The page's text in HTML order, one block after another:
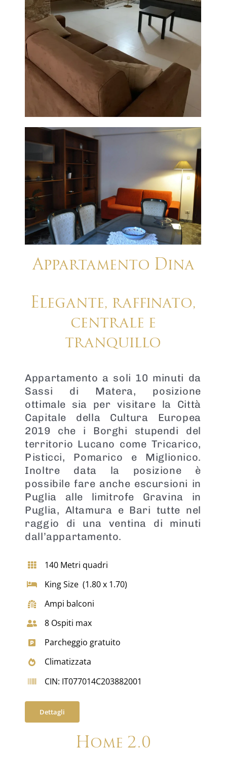
Appartamento Dina
Elegante, raffinato,
centrale e
tranquillo
Appartamento a soli 10 minuti da
Sassi di Matera, posizione
ottimale sia per visitare la Città
Capitale della Cultura Europea
2019 che i Borghi stupendi del
territorio Lucano come Tricarico,
Pisticci, Pomarico e Miglionico.
Inoltre data la posizione è
possibile fare anche escursioni in
Puglia alle limitrofe Gravina in
Puglia, Altamura e Bari tutte nel
raggio di una ventina di minuti
dall’appartamento.
140 Metri quadri
King Size (1.80 x 1.70)
Ampi balconi
8 Ospiti max
Parcheggio gratuito
Climatizzata
CIN: IT077014C203882001
Dettagli
Home 2.0